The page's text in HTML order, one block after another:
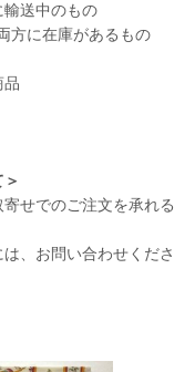
輸送中のもの
方に在庫があるもの
品
せでのご注文を承れる
、お問い合わせくださ